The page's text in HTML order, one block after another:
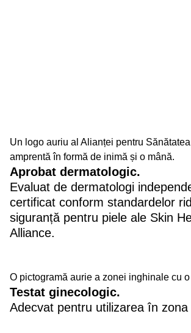
Un logo auriu al Alianței pentru
amprentă în formă de inimă și o mână.
Aprobat dermatologic.
Evaluat de dermatologi
certificat conform standardelor
siguranță pentru piele ale Skin
Alliance.
O pictogramă aurie a zonei inghinale cu o
Testat ginecologic.
Adecvat pentru utilizarea în zona